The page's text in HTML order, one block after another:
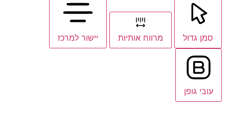
סמן גדול מרווח אותיות יישור למרכז
עובי גופן